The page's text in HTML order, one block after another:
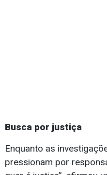
Busca por justiça
Enquanto as
pressionam por